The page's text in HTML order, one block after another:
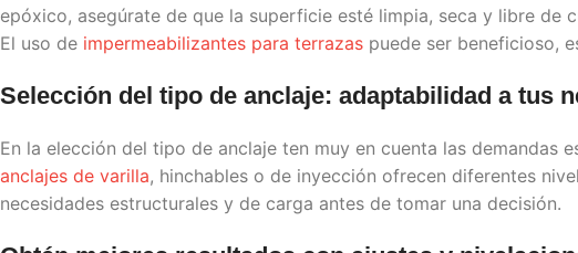
epóxico, asegúrate de que la superficie esté limpia, seca y libre de
El uso de impermeabilizantes para terrazas puede ser beneficioso,
Selección del tipo de anclaje: adaptabilidad a tus
En la elección del tipo de anclaje ten muy en cuenta las demandas
anclajes de varilla, hinchables o de inyección ofrecen diferentes
necesidades estructurales y de carga antes de tomar una decisión.